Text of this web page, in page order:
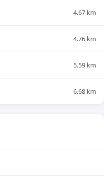
4.67 km
4.76 km
5.59 km
6.68 km